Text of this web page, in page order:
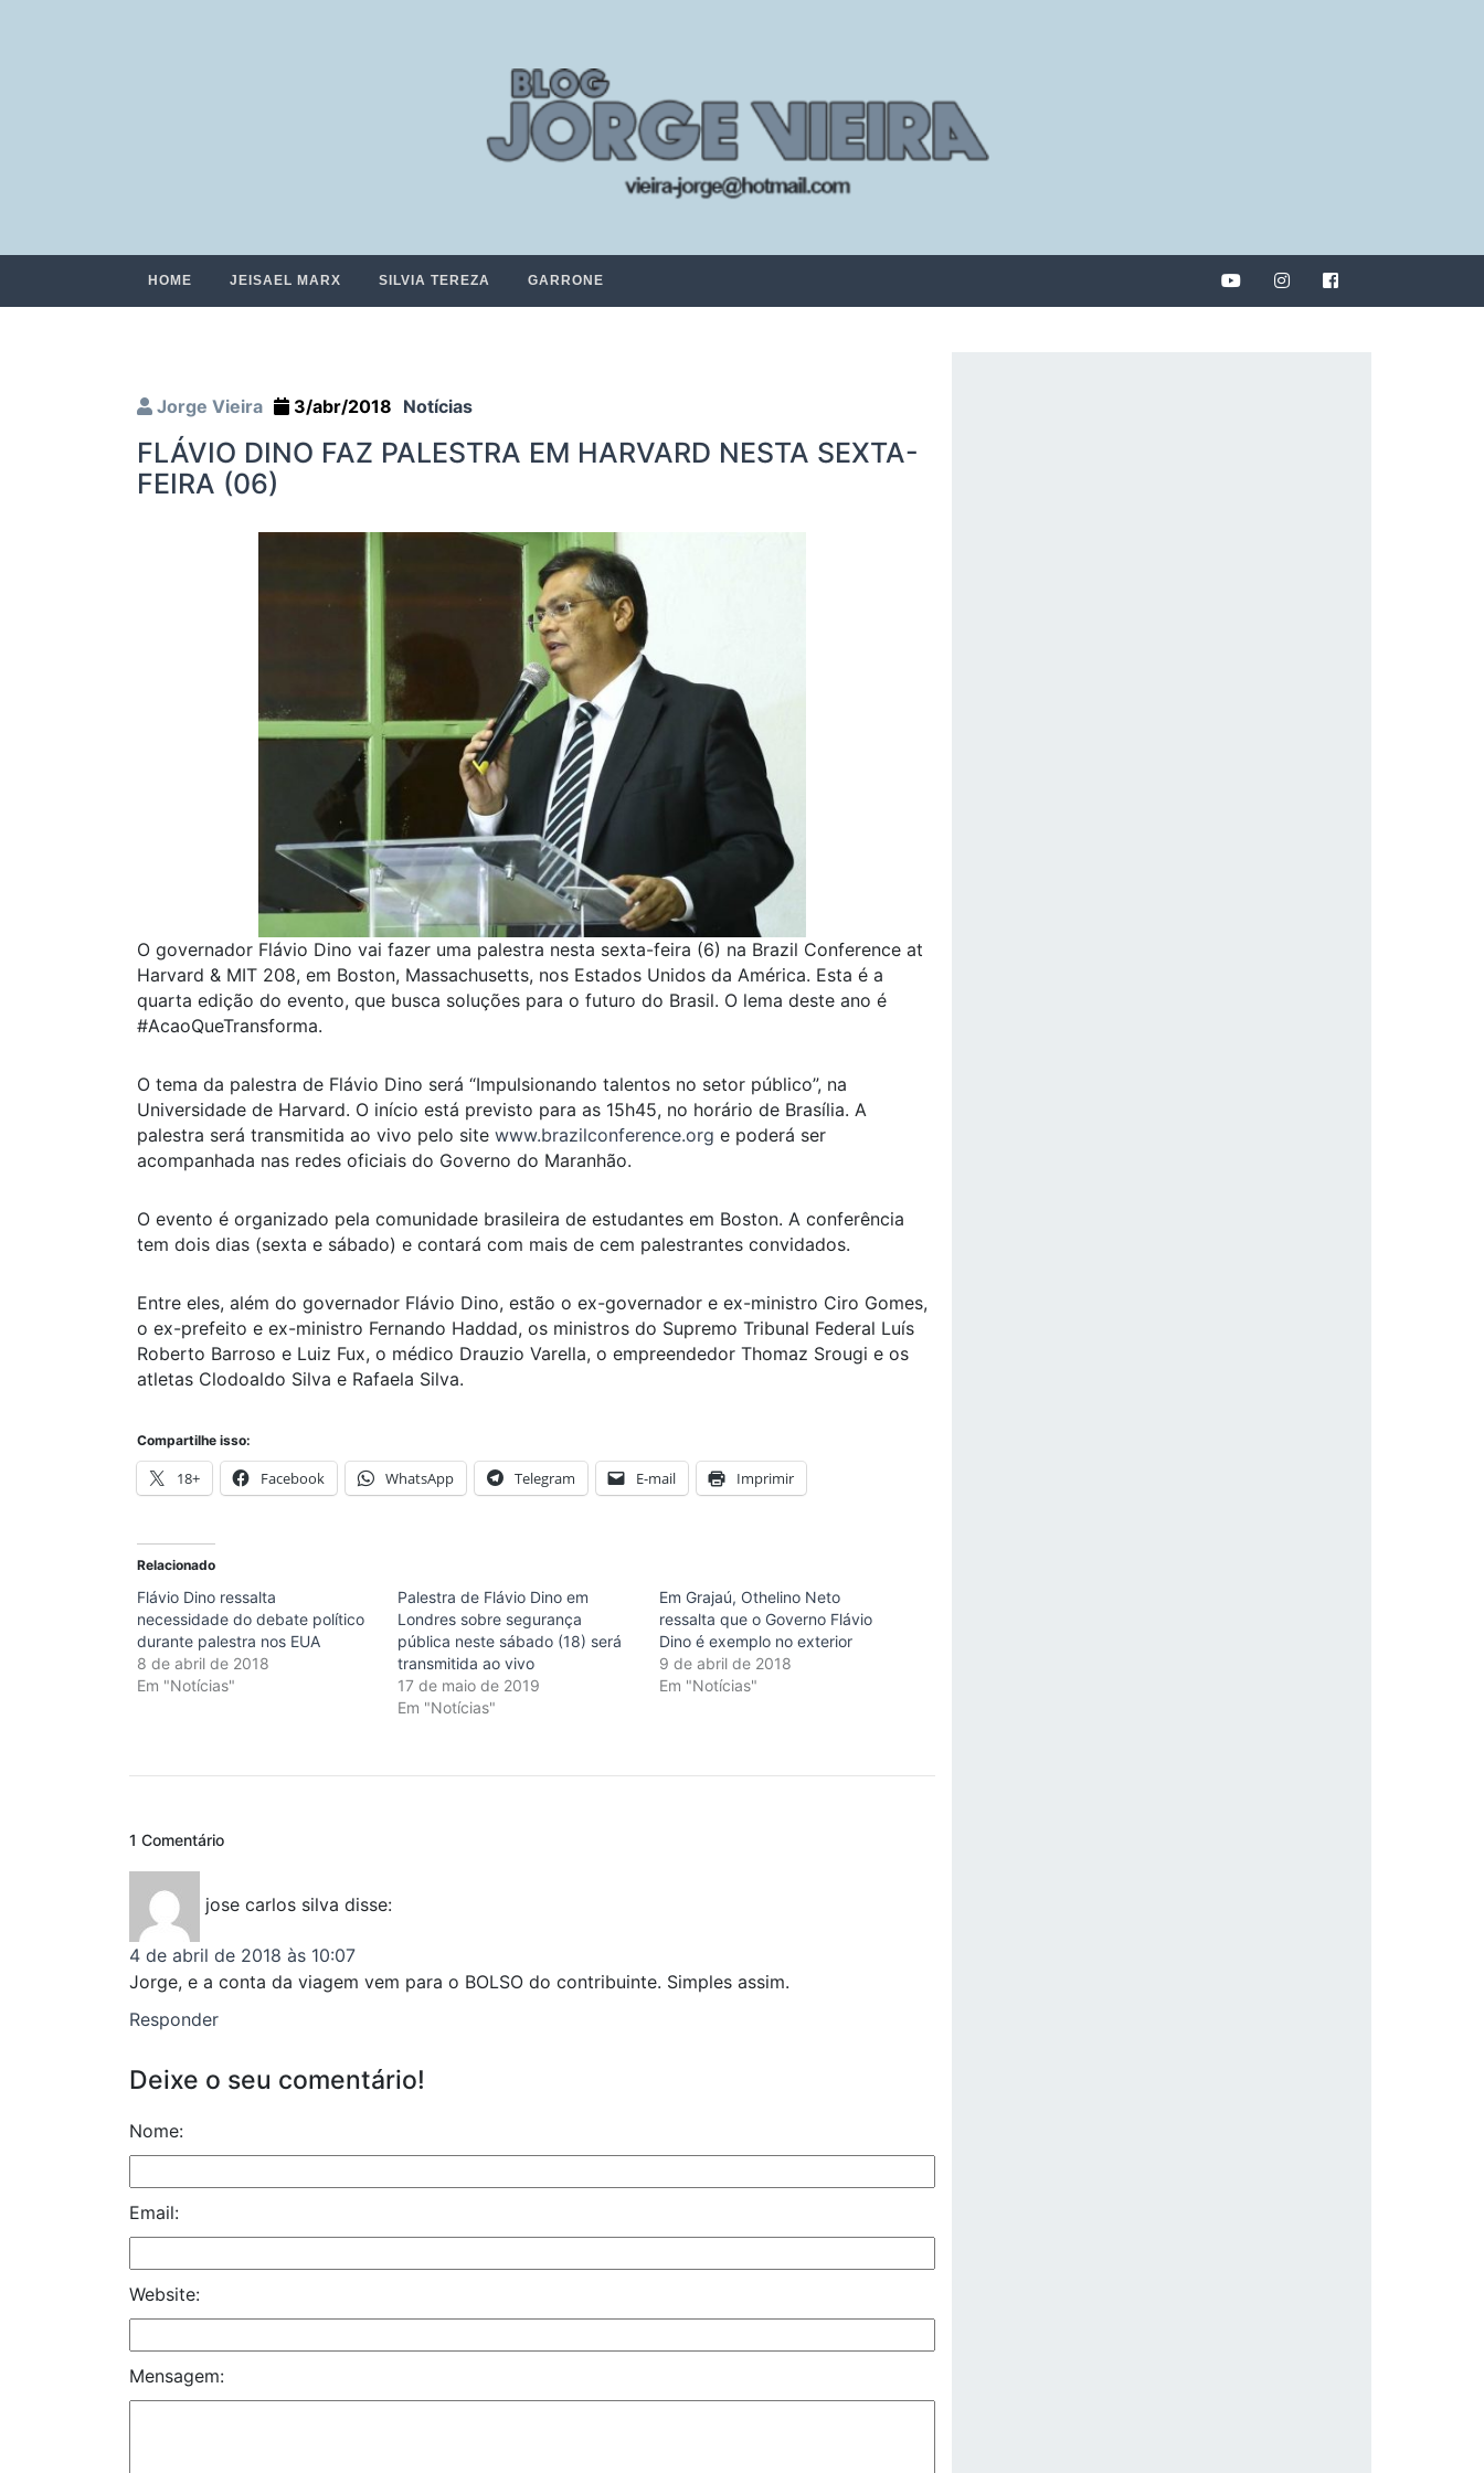
HOME JEISAEL MARX SILVIA TEREZA GARRONE
Jorge Vieira 3/abr/2018 Notícias
FLÁVIO DINO FAZ PALESTRA EM HARVARD NESTA SEXTA-
FEIRA (06)
O governador Flávio Dino vai fazer uma palestra nesta sexta-feira (6) na Brazil Conference at
Harvard & MIT 208, em Boston, Massachusetts, nos Estados Unidos da América. Esta é a
quarta edição do evento, que busca soluções para o futuro do Brasil. O lema deste ano é
#AcaoQueTransforma.
O tema da palestra de Flávio Dino será “Impulsionando talentos no setor público”, na
Universidade de Harvard. O início está previsto para as 15h45, no horário de Brasília. A
palestra será transmitida ao vivo pelo site www.brazilconference.org e poderá ser
acompanhada nas redes oficiais do Governo do Maranhão.
O evento é organizado pela comunidade brasileira de estudantes em Boston. A conferência
tem dois dias (sexta e sábado) e contará com mais de cem palestrantes convidados.
Entre eles, além do governador Flávio Dino, estão o ex-governador e ex-ministro Ciro Gomes,
o ex-prefeito e ex-ministro Fernando Haddad, os ministros do Supremo Tribunal Federal Luís
Roberto Barroso e Luiz Fux, o médico Drauzio Varella, o empreendedor Thomaz Srougi e os
atletas Clodoaldo Silva e Rafaela Silva.
Compartilhe isso:
18+ Facebook WhatsApp Telegram E-mail Imprimir
Relacionado
Flávio Dino ressalta
necessidade do debate político
durante palestra nos EUA
8 de abril de 2018
Em "Notícias"
Palestra de Flávio Dino em
Londres sobre segurança
pública neste sábado (18) será
transmitida ao vivo
17 de maio de 2019
Em "Notícias"
Em Grajaú, Othelino Neto
ressalta que o Governo Flávio
Dino é exemplo no exterior
9 de abril de 2018
Em "Notícias"
1 Comentário
jose carlos silva disse:
4 de abril de 2018 às 10:07
Jorge, e a conta da viagem vem para o BOLSO do contribuinte. Simples assim.
Responder
Deixe o seu comentário!
Nome:
Email:
Website:
Mensagem: